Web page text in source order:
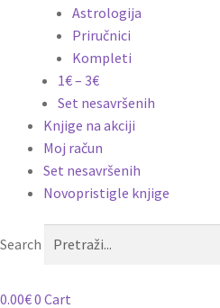
Astrologija
Priručnici
Kompleti
1€ – 3€
Set nesavršenih
Knjige na akciji
Moj račun
Set nesavršenih
Novopristigle knjige
Search
0.00€0 Cart